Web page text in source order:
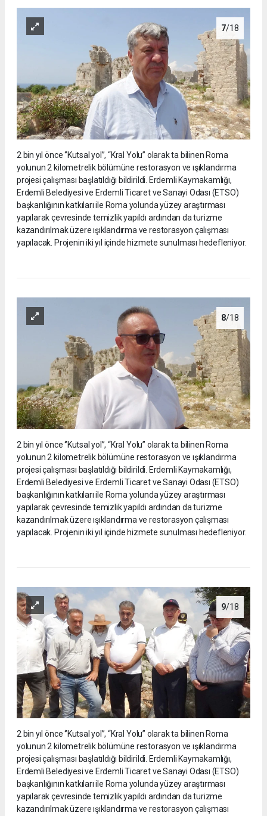
7/18
2 bin yıl önce ‘’Kutsal yol’’, “Kral Yolu” olarak ta bilinen Roma
yolunun 2 kilometrelik bölümüne restorasyon ve ışıklandırma
projesi çalışması başlatıldığı bildirildi. Erdemli Kaymakamlığı,
Erdemli Belediyesi ve Erdemli Ticaret ve Sanayi Odası (ETSO)
başkanlığının katkıları ile Roma yolunda yüzey araştırması
yapılarak çevresinde temizlik yapıldı ardından da turizme
kazandırılmak üzere ışıklandırma ve restorasyon çalışması
yapılacak. Projenin iki yıl içinde hizmete sunulması hedefleniyor.
8/18
2 bin yıl önce ‘’Kutsal yol’’, “Kral Yolu” olarak ta bilinen Roma
yolunun 2 kilometrelik bölümüne restorasyon ve ışıklandırma
projesi çalışması başlatıldığı bildirildi. Erdemli Kaymakamlığı,
Erdemli Belediyesi ve Erdemli Ticaret ve Sanayi Odası (ETSO)
başkanlığının katkıları ile Roma yolunda yüzey araştırması
yapılarak çevresinde temizlik yapıldı ardından da turizme
kazandırılmak üzere ışıklandırma ve restorasyon çalışması
yapılacak. Projenin iki yıl içinde hizmete sunulması hedefleniyor.
9/18
2 bin yıl önce ‘’Kutsal yol’’, “Kral Yolu” olarak ta bilinen Roma
yolunun 2 kilometrelik bölümüne restorasyon ve ışıklandırma
projesi çalışması başlatıldığı bildirildi. Erdemli Kaymakamlığı,
Erdemli Belediyesi ve Erdemli Ticaret ve Sanayi Odası (ETSO)
başkanlığının katkıları ile Roma yolunda yüzey araştırması
yapılarak çevresinde temizlik yapıldı ardından da turizme
kazandırılmak üzere ışıklandırma ve restorasyon çalışması